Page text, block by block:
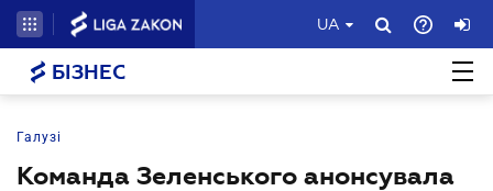
UA
БІЗНЕС
Галузі
Команда Зеленського анонсувала